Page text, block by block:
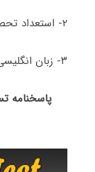
۲- استعداد تحصیلی
۳- زبان انگلیسی